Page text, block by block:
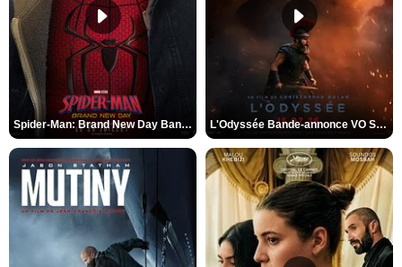
Spider-Man: Brand New Day Bande-annonce VO STFR L'Odyssée Bande-annonce VO STFR